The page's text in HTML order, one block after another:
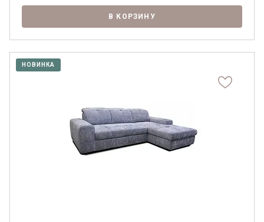
В КОРЗИНУ
НОВИНКА